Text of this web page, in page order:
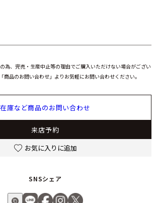
頼性の高い自動巻きキャリバーを搭載し、
け心地の良さを保ちます。クラシック・フ
の価値をさらに高めています。
ジョン クロノグラフ チタニウム セージグ
卓越した技術と美意識を感じられるラグジ
初めてのラグジュアリーウォッチ購入を検
ロ愛好家の方のコレクションにもおすすめ
為、完売・生産中止等の理由でご購入いただけない場合がござい
商品のお問い合わせ」よりお気軽にお問い合わせください。
在庫など商品のお問い合わせ
来店予約
お気に入りに追加
SNSシェア